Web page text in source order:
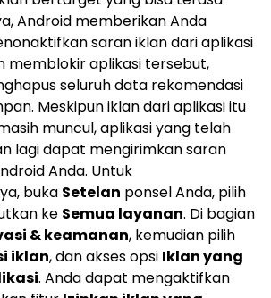
Android memberikan Anda
saran iklan dari aplikasi
memblokir aplikasi tersebut,
seluruh data rekomendasi
Meskipun iklan dari aplikasi itu
muncul, aplikasi yang telah
lagi dapat mengirimkan saran
Anda. Untuk
buka Setelan ponsel Anda, pilih
ke Semua layanan. Di bagian
& keamanan, kemudian pilih
iklan, dan akses opsi Iklan yang
. Anda dapat mengaktifkan